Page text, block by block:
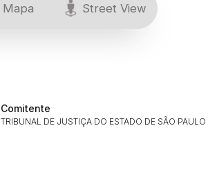
Mapa Street View
Comitente
TRIBUNAL DE JUSTIÇA DO ESTADO DE SÃO PAULO